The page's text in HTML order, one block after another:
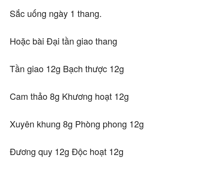
Sắc uống ngày 1 thang.
Hoặc bài Đại tần giao thang
Tần giao 12g Bạch thược 12g
Cam thảo 8g Khương hoạt 12g
Xuyên khung 8g Phòng phong 12g
Đương quy 12g Độc hoạt 12g